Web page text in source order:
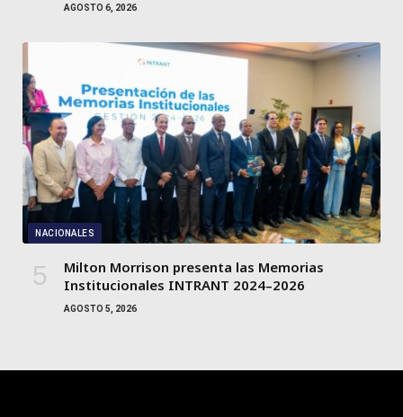
AGOSTO 6, 2026
NACIONALES
Milton Morrison presenta las Memorias
Institucionales INTRANT 2024–2026
AGOSTO 5, 2026